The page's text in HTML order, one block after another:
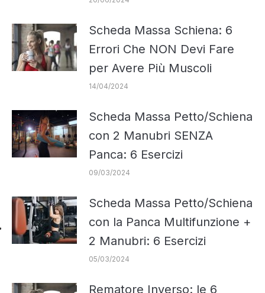
Scheda Massa Schiena: 6
Errori Che NON Devi Fare
per Avere Più Muscoli
14/04/2024
Scheda Massa Petto/Schiena
con 2 Manubri SENZA
Panca: 6 Esercizi
09/03/2024
Scheda Massa Petto/Schiena
con la Panca Multifunzione +
2 Manubri: 6 Esercizi
05/03/2024
Rematore Inverso: le 6